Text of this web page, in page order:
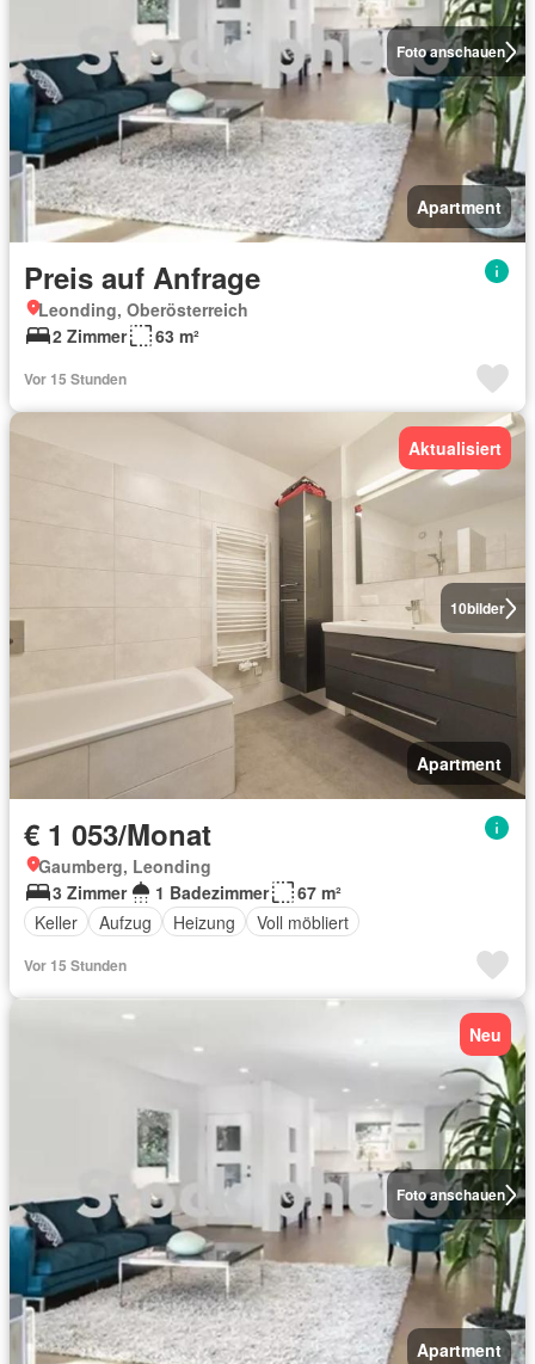
Foto anschauen
Apartment
Preis auf Anfrage
Leonding, Oberösterreich
2 Zimmer
63 m²
Vor 15 Stunden
10bilder
Aktualisiert
Apartment
€ 1 053/Monat
Gaumberg, Leonding
3 Zimmer
1 Badezimmer
67 m²
Keller
Aufzug Heizung Voll möbliert
Vor 15 Stunden
Foto anschauen
Neu
Apartment